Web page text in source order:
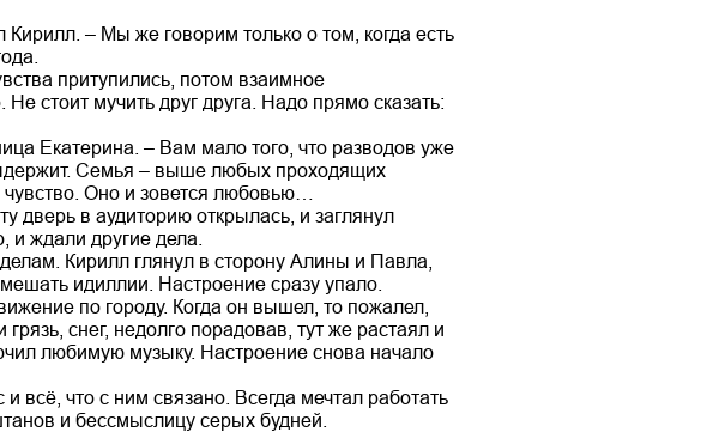
– Мы же говорим только о том, когда есть
притупились, потом взаимное
стоит мучить друг друга. Надо прямо сказать:
Екатерина. – Вам мало того, что разводов уже
Семья – выше любых проходящих
Оно и зовется любовью…
дверь в аудиторию открылась, и заглянул
и ждали другие дела.
Кирилл глянул в сторону Алины и Павла,
идиллии. Настроение сразу упало.
по городу. Когда он вышел, то пожалел,
снег, недолго порадовав, тут же растаял и
любимую музыку. Настроение снова начало
всё, что с ним связано. Всегда мечтал работать
и бессмыслицу серых будней.